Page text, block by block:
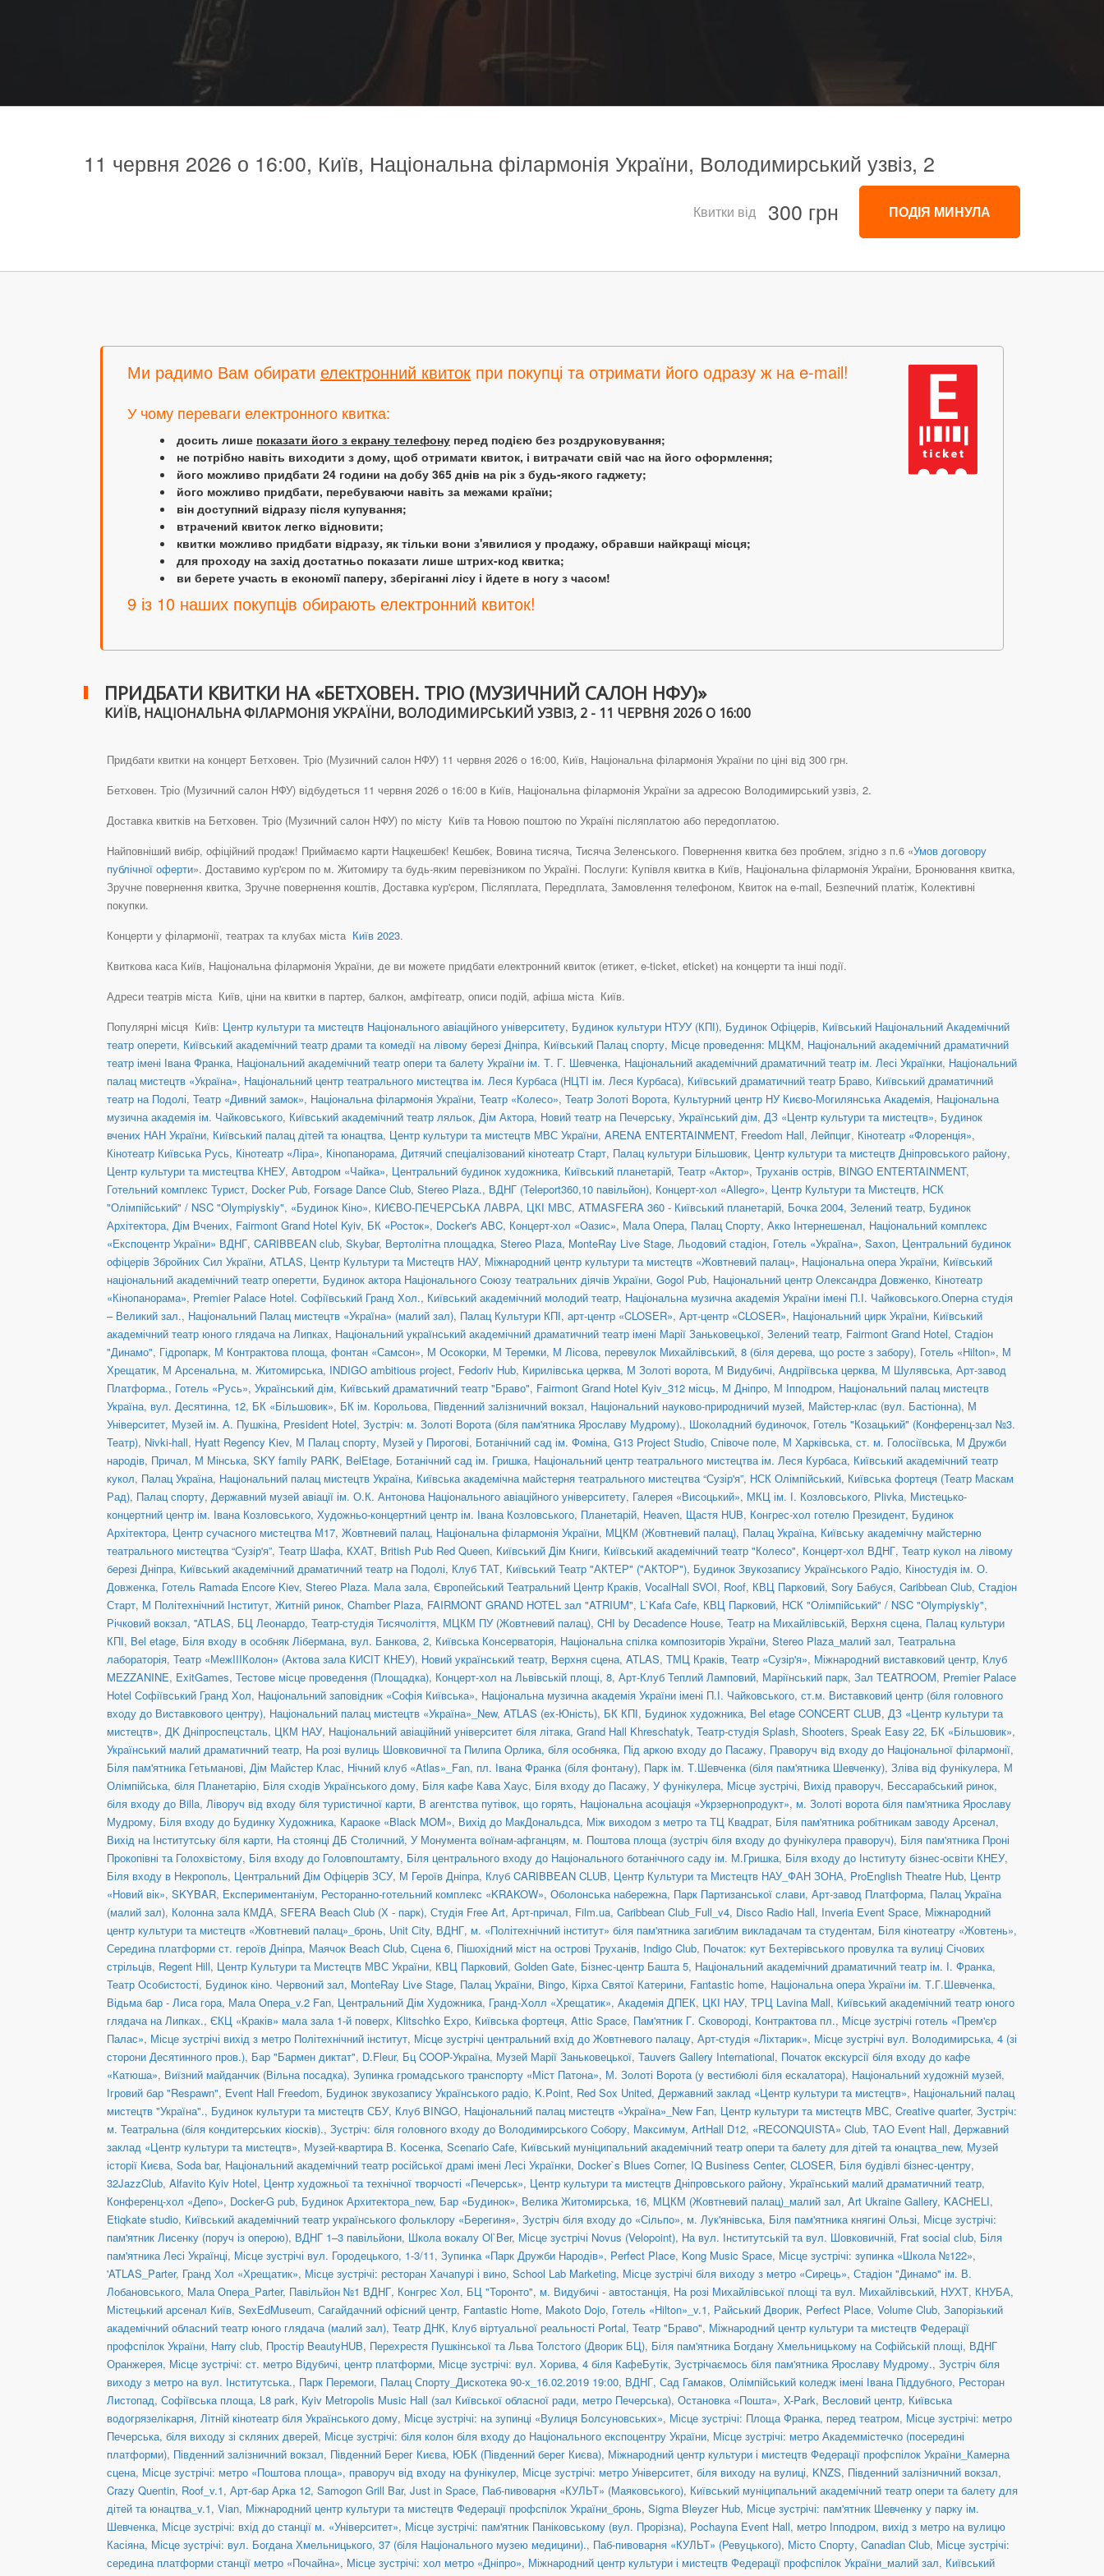
11 червня 2026 о 16:00, Київ, Національна філармонія України, Володимирський узвіз, 2
Квитки від 300 грн ПОДІЯ МИНУЛА
Ми радимо Вам обирати електронний квиток при покупці та отримати його одразу ж на e-mail!
У чому переваги електронного квитка:
досить лише показати його з екрану телефону перед подією без роздруковування;
не потрібно навіть виходити з дому, щоб отримати квиток, і витрачати свій час на його оформлення;
його можливо придбати 24 години на добу 365 днів на рік з будь-якого гаджету;
його можливо придбати, перебуваючи навіть за межами країни;
він доступний відразу після купування;
втрачений квиток легко відновити;
квитки можливо придбати відразу, як тільки вони з'явилися у продажу, обравши найкращі місця;
для проходу на захід достатньо показати лише штрих-код квитка;
ви берете участь в економії паперу, зберіганні лісу і йдете в ногу з часом!
9 із 10 наших покупців обирають електронний квиток!
ПРИДБАТИ КВИТКИ НА «БЕТХОВЕН. ТРІО (МУЗИЧНИЙ САЛОН НФУ)»
КИЇВ, НАЦІОНАЛЬНА ФІЛАРМОНІЯ УКРАЇНИ, ВОЛОДИМИРСЬКИЙ УЗВІЗ, 2 - 11 ЧЕРВНЯ 2026 О 16:00
Придбати квитки на концерт Бетховен. Тріо (Музичний салон НФУ) 11 червня 2026 о 16:00, Київ, Національна філармонія України по ціні від 300 грн.
Бетховен. Тріо (Музичний салон НФУ) відбудеться 11 червня 2026 о 16:00 в Київ, Національна філармонія України за адресою Володимирський узвіз, 2.
Доставка квитків на Бетховен. Тріо (Музичний салон НФУ) по місту Київ та Новою поштою по Україні післяплатою або передоплатою.
Найповніший вибір, офіційний продаж! Приймаємо карти Нацкешбек! Кешбек, Вовина тисяча, Тисяча Зеленського. Повернення квитка без проблем, згідно з п.6 «Умов договору
публічної оферти». Доставимо кур'єром по м. Житомиру та будь-яким перевізником по Україні. Послуги: Купівля квитка в Київ, Національна філармонія України, Бронювання квитка,
Зручне повернення квитка, Зручне повернення коштів, Доставка кур'єром, Післяплата, Передплата, Замовлення телефоном, Квиток на e-mail, Безпечний платіж, Колективні
покупки.
Концерти у філармонії, театрах та клубах міста Київ 2023.
Квиткова каса Київ, Національна філармонія України, де ви можете придбати електронний квиток (етикет, e-ticket, eticket) на концерти та інші події.
Адреси театрів міста Київ, ціни на квитки в партер, балкон, амфітеатр, описи подій, афіша міста Київ.
Популярні місця Київ: Центр культури та мистецтв Національного авіаційного університету, Будинок культури НТУУ (КПІ), Будинок Офіцерів, Київський Національний Академічний
театр оперети, Київський академічний театр драми та комедії на лівому березі Дніпра, Київський Палац спорту, Місце проведення: МЦКМ, Національний академічний драматичний
театр імені Івана Франка, Національний академічний театр опери та балету України ім. Т. Г. Шевченка, Національний академічний драматичний театр ім. Лесі Українки, Національний
палац мистецтв «Україна», Національний центр театрального мистецтва ім. Леся Курбаса (НЦТІ ім. Леся Курбаса), Київський драматичний театр Браво, Київський драматичний
театр на Подолі, Театр «Дивний замок», Національна філармонія України, Театр «Колесо», Театр Золоті Ворота, Культурний центр НУ Києво-Могилянська Академія, Національна
музична академія ім. Чайковського, Київський академічний театр ляльок, Дім Актора, Новий театр на Печерську, Український дім, ДЗ «Центр культури та мистецтв», Будинок
вчених НАН України, Київський палац дітей та юнацтва, Центр культури та мистецтв МВС України, ARENA ENTERTAINMENT, Freedom Hall, Лейпциг, Кінотеатр «Флоренція»,
Кінотеатр Київська Русь, Кінотеатр «Ліра», Кінопанорама, Дитячий спеціалізований кінотеатр Старт, Палац культури Більшовик, Центр культури та мистецтв Дніпровського району,
Центр культури та мистецтва КНЕУ, Автодром «Чайка», Центральний будинок художника, Київський планетарій, Театр «Актор», Труханів острів, BINGO ENTERTAINMENT,
Готельний комплекс Турист, Docker Pub, Forsage Dance Club, Stereo Plaza., ВДНГ (Teleport360,10 павільйон), Концерт-хол «Allegro», Центр Культури та Мистецтв, НСК
"Олімпійський" / NSC "Olympiyskiy", «Будинок Кіно», КИЄВО-ПЕЧЕРСЬКА ЛАВРА, ЦКІ МВС, ATMASFERA 360 - Київський планетарій, Бочка 2004, Зелений театр, Будинок
Архітектора, Дім Вчених, Fairmont Grand Hotel Kyiv, БК «Росток», Docker's ABC, Концерт-хол «Оазис», Мала Опера, Палац Спорту, Акко Інтернешенал, Національний комплекс
«Експоцентр України» ВДНГ, CARIBBEAN club, Skybar, Вертолітна площадка, Stereo Plaza, MonteRay Live Stage, Льодовий стадіон, Готель «Україна», Saxon, Центральний будинок
офіцерів Збройних Сил України, ATLAS, Центр Культури та Мистецтв НАУ, Міжнародний центр культури та мистецтв «Жовтневий палац», Національна опера України, Київський
національний академічний театр оперетти, Будинок актора Національного Союзу театральних діячів України, Gogol Pub, Національний центр Олександра Довженко, Кінотеатр
«Кінопанорама», Premier Palace Hotel. Софіївський Гранд Хол., Київський академічний молодий театр, Національна музична академія України імені П.І. Чайковського.Оперна студія
– Великий зал., Національний Палац мистецтв «Україна» (малий зал), Палац Культури КПІ, арт-центр «CLOSER», Арт-центр «CLOSER», Національний цирк України, Київський
академічний театр юного глядача на Липках, Національний український академічний драматичний театр імені Марії Заньковецької, Зелений театр, Fairmont Grand Hotel, Стадіон
"Динамо", Гідропарк, М Контрактова площа, фонтан «Самсон», М Осокорки, М Теремки, М Лісова, перевулок Михайлівський, 8 (біля дерева, що росте з забору), Готель «Hilton», М
Хрещатик, М Арсенальна, м. Житомирська, INDIGO ambitious project, Fedoriv Hub, Кирилівська церква, М Золоті ворота, М Видубичі, Андріївська церква, М Шулявська, Арт-завод
Платформа., Готель «Русь», Український дім, Київський драматичний театр "Браво", Fairmont Grand Hotel Kyiv_312 місць, М Дніпро, М Іпподром, Національний палац мистецтв
Україна, вул. Десятинна, 12, БК «Більшовик», БК ім. Корольова, Південний залізничний вокзал, Національний науково-природничий музей, Майстер-клас (вул. Бастіонна), М
Університет, Музей ім. А. Пушкіна, President Hotel, Зустріч: м. Золоті Ворота (біля пам'ятника Ярославу Мудрому)., Шоколадний будиночок, Готель "Козацький" (Конференц-зал №3.
Театр), Nivki-hall, Hyatt Regency Kiev, М Палац спорту, Музей у Пирогові, Ботанічний сад ім. Фоміна, G13 Project Studio, Співоче поле, М Харківська, ст. м. Голосіївська, М Дружби
народів, Причал, М Мінська, SKY family PARK, BelEtage, Ботанічний сад ім. Гришка, Національний центр театрального мистецтва ім. Леся Курбаса, Київський академічний театр
кукол, Палац Україна, Національний палац мистецтв Україна, Київська академічна майстерня театрального мистецтва “Сузір'я”, НСК Олімпійський, Київська фортеця (Театр Маскам
Рад), Палац спорту, Державний музей авіації ім. О.К. Антонова Національного авіаційного університету, Галерея «Висоцький», МКЦ ім. І. Козловського, Plivka, Мистецько-
концертний центр ім. Івана Козловського, Художньо-концертний центр ім. Івана Козловського, Планетарій, Heaven, Щастя HUB, Конгрес-хол готелю Президент, Будинок
Архітектора, Центр сучасного мистецтва М17, Жовтневий палац, Національна філармонія України, МЦКМ (Жовтневий палац), Палац Україна, Київську академічну майстерню
театрального мистецтва “Сузір'я”, Театр Шафа, КХАТ, British Pub Red Queen, Київський Дім Книги, Київський академічний театр "Колесо", Концерт-хол ВДНГ, Театр кукол на лівому
березі Дніпра, Київський академічний драматичний театр на Подолі, Клуб ТАТ, Київський Театр "АКТЕР" ("АКТОР"), Будинок Звукозапису Українського Радіо, Кіностудія ім. О.
Довженка, Готель Ramada Encore Kiev, Stereo Plaza. Мала зала, Європейський Театральний Центр Краків, VocalHall SVOI, Roof, КВЦ Парковий, Sory Бабуся, Caribbean Club, Стадіон
Старт, М Політехнічний Інститут, Житній ринок, Chamber Plaza, FAIRMONT GRAND HOTEL зал "ATRIUM", L`Kafa Cafe, КВЦ Парковий, НСК "Олімпійський" / NSC "Olympiyskiy",
Річковий вокзал, ''ATLAS, БЦ Леонардо, Театр-студія Тисячоліття, МЦКМ ПУ (Жовтневий палац), CHI by Decadence House, Театр на Михайлівській, Верхня сцена, Палац культури
КПІ, Bel etage, Біля входу в особняк Лібермана, вул. Банкова, 2, Київська Консерваторія, Національна спілка композиторів України, Stereo Plaza_малий зал, Театральна
лабораторія, Театр «МежIIIКолон» (Актова зала КИСІТ КНЕУ), Новий український театр, Верхня сцена, ATLAS, ТМЦ Краків, Театр «Сузір'я», Міжнародний виставковий центр, Клуб
MEZZANINE, ExitGames, Тестове місце проведення (Площадка), Концерт-хол на Львівській площі, 8, Арт-Клуб Теплий Ламповий, Маріїнський парк, Зал TEATROOM, Premier Palace
Hotel Софіївський Гранд Хол, Національний заповідник «Софія Київська», Національна музична академія України імені П.І. Чайковського, ст.м. Виставковий центр (біля головного
входу до Виставкового центру), Національний палац мистецтв «Україна»_New, ATLAS (ex-Юність), БК КПІ, Будинок художника, Bel etage CONCERT CLUB, ДЗ «Центр культури та
мистецтв», ДK Дніпроспецсталь, ЦКМ НАУ, Національний авіаційний університет біля літака, Grand Hall Khreschatyk, Театр-студія Splash, Shooters, Speak Easy 22, БК «Більшовик»,
Український малий драматичний театр, На розі вулиць Шовковичної та Пилипа Орлика, біля особняка, Під аркою входу до Пасажу, Праворуч від входу до Національної філармонії,
Біля пам'ятника Гетьманові, Дім Майстер Клас, Нічний клуб «Atlas»_Fan, пл. Івана Франка (біля фонтану), Парк ім. Т.Шевченка (біля пам'ятника Шевченку), Зліва від фунікулера, М
Олімпійська, біля Планетарію, Біля сходів Українського дому, Біля кафе Кава Хаус, Біля входу до Пасажу, У фунікулера, Місце зустрічі, Вихід праворуч, Бессарабський ринок,
біля входу до Billa, Ліворуч від входу біля туристичної карти, В агентства путівок, що горять, Національна асоціація «Укрзернопродукт», м. Золоті ворота біля пам'ятника Ярославу
Мудрому, Біля входу до Будинку Художника, Караоке «Black MOM», Вихід до МакДональдса, Між виходом з метро та ТЦ Квадрат, Біля пам'ятника робітникам заводу Арсенал,
Вихід на Інститутську біля карти, На стоянці ДБ Столичний, У Монумента воїнам-афганцям, м. Поштова площа (зустріч біля входу до фунікулера праворуч), Біля пам'ятника Проні
Прокопівні та Голохвістому, Біля входу до Головпоштамту, Біля центрального входу до Національного ботанічного саду ім. М.Гришка, Біля входу до Інституту бізнес-освіти КНЕУ,
Біля входу в Некрополь, Центральний Дім Офіцерів ЗСУ, М Героїв Дніпра, Клуб CARIBBEAN CLUB, Центр Культури та Мистецтв НАУ_ФАН ЗОНА, ProEnglish Theatre Hub, Центр
«Новий вік», SKYBAR, Експериментаніум, Ресторанно-готельний комплекс «KRAKOW», Оболонська набережна, Парк Партизанської слави, Арт-завод Платформа, Палац Україна
(малий зал), Колонна зала КМДА, SFERA Beach Club (Х - парк), Студія Free Art, Арт-причал, Film.ua, Caribbean Club_Full_v4, Disco Radio Hall, Inveria Event Space, Міжнародний
центр культури та мистецтв «Жовтневий палац»_бронь, Unit Сity, ВДНГ, м. «Політехнічний інститут» біля пам'ятника загиблим викладачам та студентам, Біля кінотеатру «Жовтень»,
Середина платформи ст. героїв Дніпра, Маячок Beach Club, Сцена 6, Пішохідний міст на острові Труханів, Indigo Club, Початок: кут Бехтерівського провулка та вулиці Січових
стрільців, Regent Hill, Центр Культури та Мистецтв МВС України, КВЦ Парковий, Golden Gate, Бізнес-центр Башта 5, Національний академічний драматичний театр ім. І. Франка,
Театр Особистості, Будинок кіно. Червоний зал, MonteRay Live Stage, Палац України, Bingo, Кірха Святої Катерини, Fantastic home, Національна опера України ім. Т.Г.Шевченка,
Відьма бар - Лиса гора, Мала Опера_v.2 Fan, Центральний Дім Художника, Гранд-Холл «Хрещатик», Академія ДПЕК, ЦКІ НАУ, ТРЦ Lavina Mall, Київський академічний театр юного
глядача на Липках., ЄКЦ «Краків» мала зала 1-й поверх, Klitschko Expo, Київська фортеця, Attic Space, Пам'ятник Г. Сковороді, Контрактова пл., Місце зустрічі готель «Прем'єр
Палас», Місце зустрічі вихід з метро Політехнічний інститут, Місце зустрічі центральний вхід до Жовтневого палацу, Арт-студія «Ліхтарик», Місце зустрічі вул. Володимирська, 4 (зі
сторони Десятинного пров.), Бар "Бармен диктат", D.Fleur, Бц COOP-Україна, Музей Марії Заньковецької, Tauvers Gallery International, Початок екскурсії біля входу до кафе
«Катюша», Виїзний майданчик (Вільна посадка), Зупинка громадського транспорту «Міст Патона», М. Золоті Ворота (у вестибюлі біля ескалатора), Національний художній музей,
Ігровий бар "Respawn", Event Hall Freedom, Будинок звукозапису Українського радіо, K.Point, Red Sox United, Державний заклад «Центр культури та мистецтв», Національний палац
мистецтв "Україна"., Будинок культури та мистецтв СБУ, Клуб BINGO, Національний палац мистецтв «Україна»_New Fan, Центр культури та мистецтв МВС, Creative quarter, Зустріч:
м. Театральна (біля кондитерських кіосків)., Зустріч: біля головного входу до Володимирського Собору, Максимум, ArtHall D12, «RECONQUISTA» Club, ТАО Event Hall, Державний
заклад «Центр культури та мистецтв», Музей-квартира В. Косенка, Scenario Cafe, Київський муніципальний академічний театр опери та балету для дітей та юнацтва_new, Музей
історії Києва, Soda bar, Національний академічний театр російської драмі імені Лесі Українки, Docker`s Blues Corner, IQ Business Center, CLOSER, Біля будівлі бізнес-центру,
32JazzClub, Alfavito Kyiv Hotel, Центр художньої та технічної творчості «Печерськ», Центр культури та мистецтв Дніпровського району, Український малий драматичний театр,
Конференц-хол «Депо», Docker-G pub, Будинок Архитектора_new, Бар «Будинок», Велика Житомирська, 16, МЦКМ (Жовтневий палац)_малий зал, Art Ukraine Gallery, KACHELI,
Etiqkate studio, Київський академічний театр українського фольклору «Берегиня», Зустріч біля входу до «Сільпо», м. Лук'янівська, Біля пам'ятника княгині Ользі, Місце зустрічі:
пам'ятник Лисенку (поруч із оперою), ВДНГ 1–3 павільйони, Школа вокалу Ol`Ber, Місце зустрічі Novus (Velopoint), На вул. Інститутській та вул. Шовковичній, Frat social сlub, Біля
пам'ятника Лесі Українці, Місце зустрічі вул. Городецького, 1-3/11, Зупинка «Парк Дружби Народів», Perfect Place, Kong Music Space, Місце зустрічі: зупинка «Школа №122»,
'ATLAS_Parter, Гранд Хол «Хрещатик», Місце зустрічі: ресторан Хачапурі і вино, School Lab Marketing, Місце зустрічі біля виходу з метро «Сирець», Стадіон "Динамо" ім. В.
Лобановського, Мала Опера_Parter, Павільйон №1 ВДНГ, Конгрес Хол, БЦ "Торонто", м. Видубичі - автостанція, На розі Михайлівської площі та вул. Михайлівський, НУХТ, КНУБА,
Містецький арсенал Київ, SexEdMuseum, Сагайдачний офісний центр, Fantastic Home, Makoto Dojo, Готель «Hilton»_v.1, Райський Дворик, Perfect Place, Volume Club, Запорізький
академічний обласний театр юного глядача (малий зал), Театр ДНК, Клуб віртуальної реальності Portal, Театр "Браво", Міжнародний центр культури та мистецтв Федерації
профспілок України, Harry club, Простір BeautyHUB, Перехрестя Пушкінської та Льва Толстого (Дворик БЦ), Біля пам'ятника Богдану Хмельницькому на Софійській площі, ВДНГ
Оранжерея, Місце зустрічі: ст. метро Відубичі, центр платформи, Місце зустрічі: вул. Хорива, 4 біля КафеБутік, Зустрічаємось біля пам'ятника Ярославу Мудрому., Зустріч біля
виходу з метро на вул. Інститутська., Парк Перемоги, Палац Спорту_Дискотека 90-х_16.02.2019 19:00, ВДНГ, Сад Гамаков, Олімпійський коледж імені Івана Піддубного, Ресторан
Листопад, Софіївська площа, L8 park, Kyiv Metropolis Music Hall (зал Київської обласної ради, метро Печерська), Остановка «Пошта», X-Park, Весловий центр, Київська
водогрязелікарня, Літній кінотеатр біля Українського дому, Місце зустрічі: на зупинці «Вулиця Болсуновських», Місце зустрічі: Площа Франка, перед театром, Місце зустрічі: метро
Печерська, біля виходу зі скляних дверей, Місце зустрічі: біля колон біля входу до Національного експоцентру України, Місце зустрічі: метро Академмістечко (посередині
платформи), Південний залізничний вокзал, Південний Берег Києва, ЮБК (Південний берег Києва), Міжнародний центр культури і мистецтв Федерації профспілок України_Камерна
сцена, Місце зустрічі: метро «Поштова площа», праворуч від входу на фунікулер, Місце зустрічі: метро Університет, біля виходу на вулиці, KNZS, Південний залізничний вокзал,
Crazy Quentin, Roof_v.1, Арт-бар Арка 12, Samogon Grill Bar, Just in Space, Паб-пивоварня «КУЛЬТ» (Маяковського), Київський муніципальний академічний театр опери та балету для
дітей та юнацтва_v.1, Vian, Міжнародний центр культури та мистецтв Федерації профспілок України_бронь, Sigma Bleyzer Hub, Місце зустрічі: пам'ятник Шевченку у парку ім.
Шевченка, Місце зустрічі: вхід до станції м. «Університет», Місце зустрічі: пам'ятник Паніковському (вул. Прорізна), Pochayna Event Hall, метро Іпподром, вихід з метро на вулицю
Касіяна, Місце зустрічі: вул. Богдана Хмельницького, 37 (біля Національного музею медицини)., Паб-пивоварня «КУЛЬТ» (Ревуцького), Місто Спорту, Canadian Club, Місце зустрічі:
середина платформи станції метро «Почайна», Місце зустрічі: хол метро «Дніпро», Міжнародний центр культури і мистецтв Федерації профспілок України_малий зал, Київський